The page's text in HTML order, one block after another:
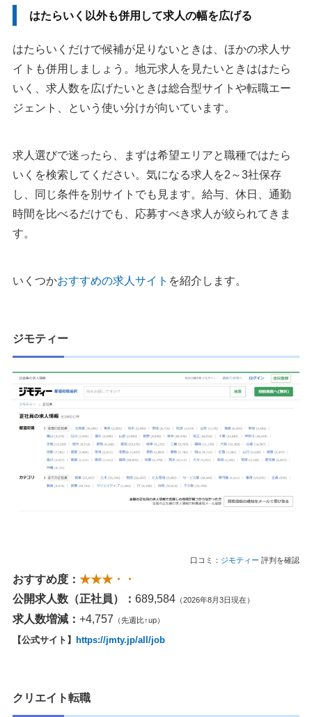
はたらいく以外も併用して求人の幅を広げる
はたらいくだけで候補が足りないときは、ほかの求人サ
イトも併用しましょう。地元求人を見たいときははたら
いく、求人数を広げたいときは総合型サイトや転職エー
ジェント、という使い分けが向いています。
求人選びで迷ったら、まずは希望エリアと職種ではたら
いくを検索してください。気になる求人を2～3社保存
し、同じ条件を別サイトでも見ます。給与、休日、通勤
時間を比べるだけでも、応募すべき求人が絞られてきま
す。
いくつかおすすめの求人サイト を紹介します。
ジモティー
口コミ： ジモティー 評判を確認
おすすめ度： ★★★・・
公開求人数（正社員）： 689,584 （2026年8月3日現在）
求人数増減： +4,757 （先週比↑up）
【公式サイト】 https://jmty.jp/all/job
クリエイト転職